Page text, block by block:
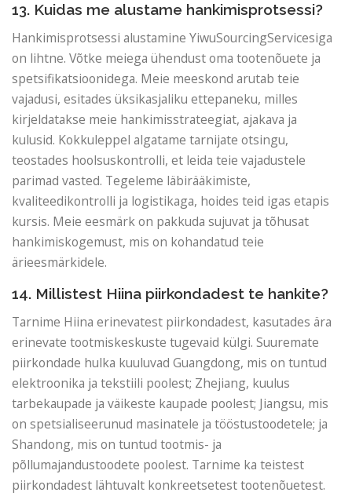
13. Kuidas me alustame hankimisprotsessi?
Hankimisprotsessi alustamine YiwuSourcingServicesiga
on lihtne. Võtke meiega ühendust oma tootenõuete ja
spetsifikatsioonidega. Meie meeskond arutab teie
vajadusi, esitades üksikasjaliku ettepaneku, milles
kirjeldatakse meie hankimisstrateegiat, ajakava ja
kulusid. Kokkuleppel algatame tarnijate otsingu,
teostades hoolsuskontrolli, et leida teie vajadustele
parimad vasted. Tegeleme läbirääkimiste,
kvaliteedikontrolli ja logistikaga, hoides teid igas etapis
kursis. Meie eesmärk on pakkuda sujuvat ja tõhusat
hankimiskogemust, mis on kohandatud teie
ärieesmärkidele.
14. Millistest Hiina piirkondadest te hankite?
Tarnime Hiina erinevatest piirkondadest, kasutades ära
erinevate tootmiskeskuste tugevaid külgi. Suuremate
piirkondade hulka kuuluvad Guangdong, mis on tuntud
elektroonika ja tekstiili poolest; Zhejiang, kuulus
tarbekaupade ja väikeste kaupade poolest; Jiangsu, mis
on spetsialiseerunud masinatele ja tööstustoodetele; ja
Shandong, mis on tuntud tootmis- ja
põllumajandustoodete poolest. Tarnime ka teistest
piirkondadest lähtuvalt konkreetsetest tootenõuetest.